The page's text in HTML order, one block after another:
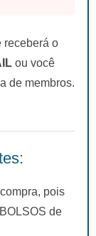
receberá o
ou você
de membros.
pois
de